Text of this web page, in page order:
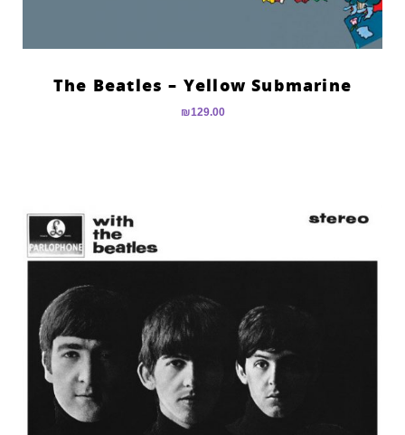
The Beatles – Yellow Submarine
₪129.00